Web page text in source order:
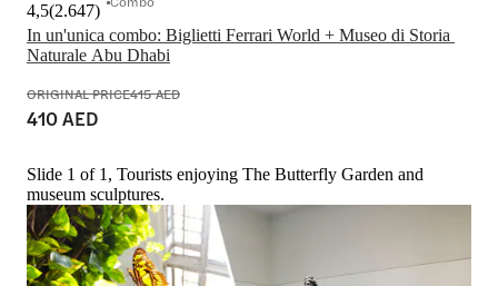
In un'unica combo: Biglietti Ferrari World + Museo di Storia
Naturale Abu Dhabi
4,5(2.647)
ORIGINAL PRICE415 AED
410 AED
Slide 1 of 1, Tourists enjoying The Butterfly Garden and
museum sculptures.